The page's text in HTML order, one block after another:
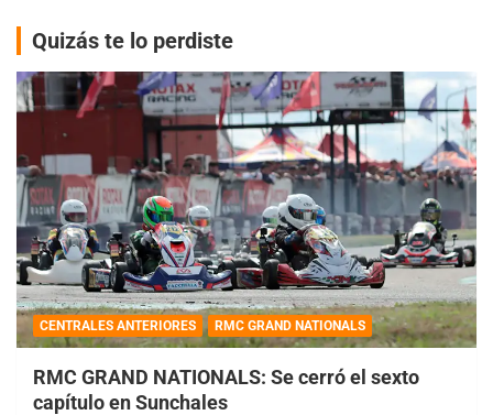
Quizás te lo perdiste
CENTRALES ANTERIORES RMC GRAND NATIONALS
RMC GRAND NATIONALS: Se cerró el sexto
capítulo en Sunchales